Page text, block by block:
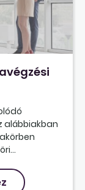
alábbiakban